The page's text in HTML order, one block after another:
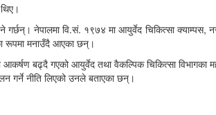
नेपालमा वि.सं. १९७४ मा आयुर्वेद चिकित्सा क्याम्पस,
रूपमा मनाउँदै आएका छन्।
बढ्दै गएको आयुर्वेद तथा वैकल्पिक चिकित्सा विभागका
गर्ने नीति लिएको उनले बताएका छन्।